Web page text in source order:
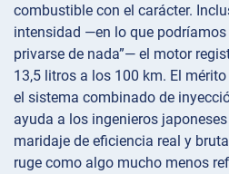
combustible con el carácter.
intensidad —en lo que
privarse de nada”— el motor
13,5 litros a los 100 km. El
el sistema combinado de
ayuda a los ingenieros
maridaje de eficiencia real y
ruge como algo mucho menos